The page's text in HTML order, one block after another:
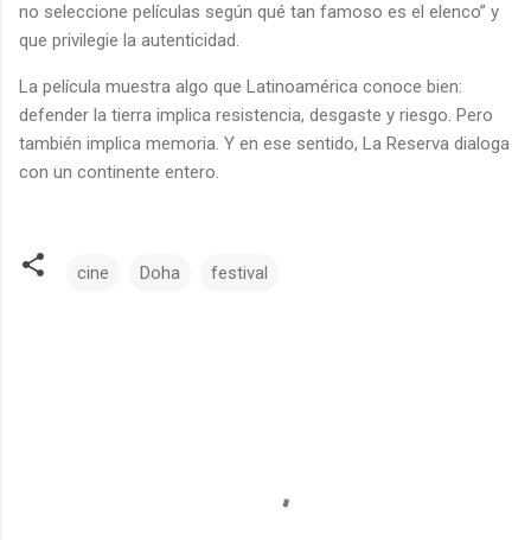
no seleccione películas según qué tan famoso es el elenco” y
que privilegie la autenticidad.
La película muestra algo que Latinoamérica conoce bien:
defender la tierra implica resistencia, desgaste y riesgo. Pero
también implica memoria. Y en ese sentido, La Reserva dialoga
con un continente entero.
cine Doha festival